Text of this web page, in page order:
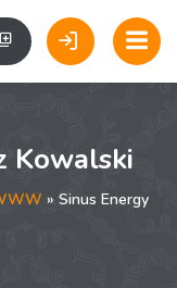
Kowalski
» Sinus Energy